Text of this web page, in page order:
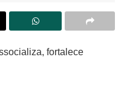
fortalece